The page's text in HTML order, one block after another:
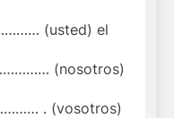
(usted) el
(nosotros)
. (vosotros)